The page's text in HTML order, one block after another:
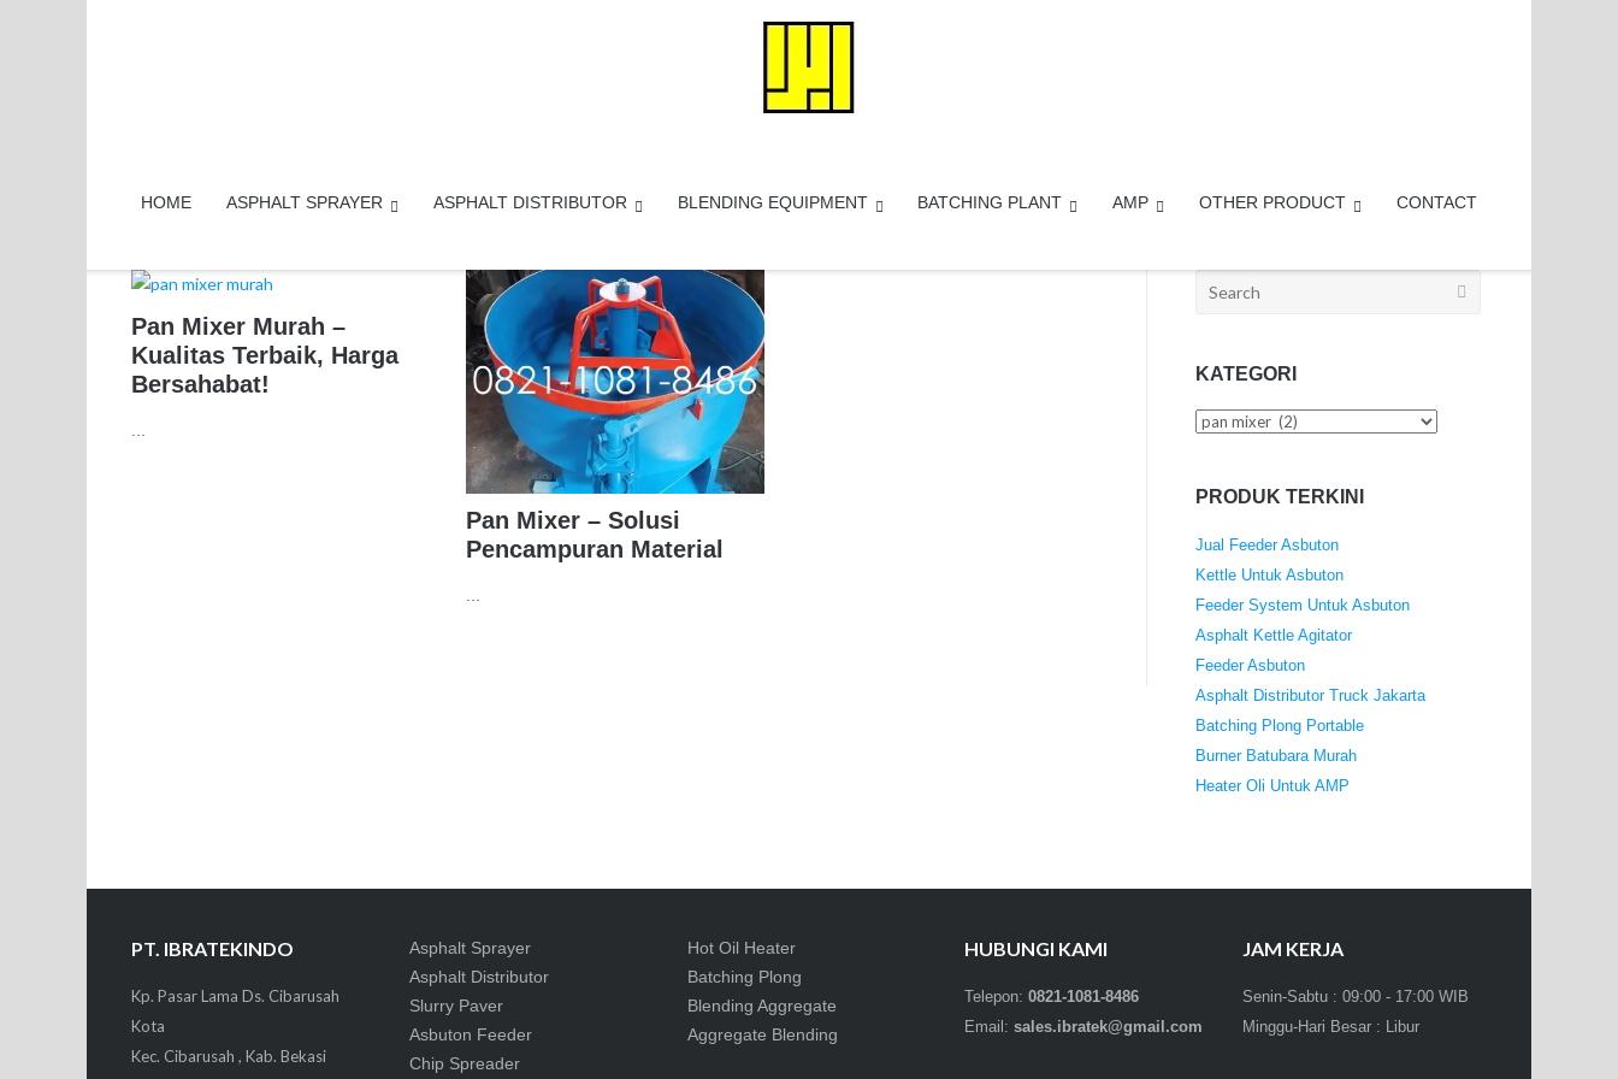
HOME ASPHALT SPRAYER ASPHALT DISTRIBUTOR BLENDING EQUIPMENT BATCHING PLANT AMP OTHER PRODUCT CONTACT
Pan Mixer Murah –
Kualitas Terbaik, Harga
Bersahabat!
Pan Mixer – Solusi
Pencampuran Material
...
Search
KATEGORI
Kategori
PRODUK TERKINI
Jual Feeder Asbuton
Kettle Untuk Asbuton
Feeder System Untuk Asbuton
Asphalt Kettle Agitator
Feeder Asbuton
Asphalt Distributor Truck Jakarta
Batching Plong Portable
Burner Batubara Murah
Heater Oli Untuk AMP
PT. IBRATEKINDO
Kp. Pasar Lama Ds. Cibarusah
Kota
Kec. Cibarusah , Kab. Bekasi
Asphalt Sprayer
Asphalt Distributor
Slurry Paver
Asbuton Feeder
Chip Spreader
Hot Oil Heater
Batching Plong
Blending Aggregate
Aggregate Blending
HUBUNGI KAMI
Telepon:0821-1081-8486
Email:sales.ibratek@gmail.com
JAM KERJA
Senin-Sabtu : 09:00 - 17:00 WIB
Minggu-Hari Besar : Libur